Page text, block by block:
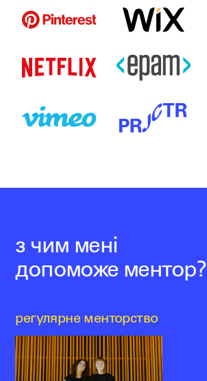
з чим мені
допоможе ментор?
регулярне менторство